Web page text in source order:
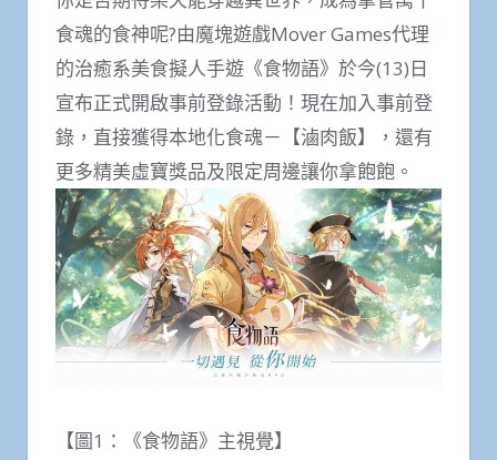
食魂的食神呢?由魔塊遊戲Mover Games代理
的治癒系美食擬人手遊《食物語》於今(13)日
宣布正式開啟事前登錄活動！現在加入事前登
錄，直接獲得本地化食魂－【滷肉飯】，還有
更多精美虛寶獎品及限定周邊讓你拿飽飽。
【圖1：《食物語》主視覺】